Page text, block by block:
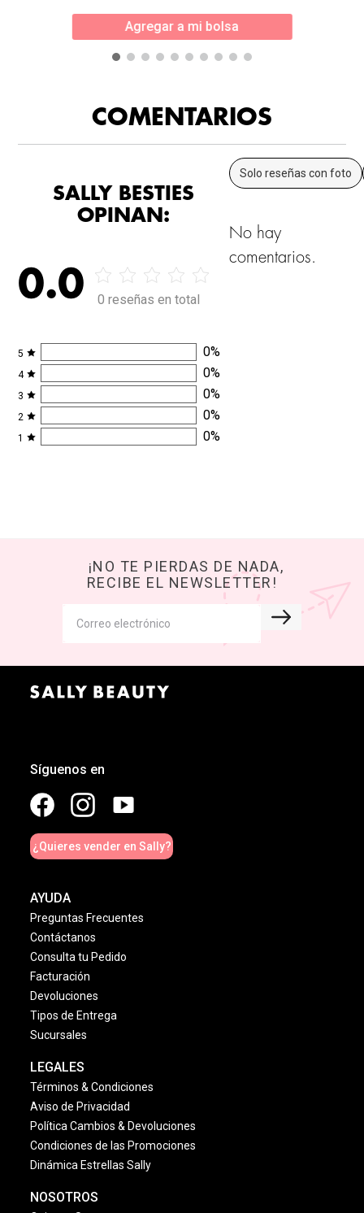
Agregar a mi bolsa
COMENTARIOS
SALLY BESTIES
OPINAN:
0.0 0 reseñas en total
5 0%
4 0%
3 0%
2 0%
1 0%
Solo reseñas con foto
No hay
comentarios.
¡NO TE PIERDAS DE NADA,
RECIBE EL NEWSLETTER!
Síguenos en
¿Quieres vender en Sally?
AYUDA
Preguntas Frecuentes
Contáctanos
Consulta tu Pedido
Facturación
Devoluciones
Tipos de Entrega
Sucursales
LEGALES
Términos & Condiciones
Aviso de Privacidad
Política Cambios & Devoluciones
Condiciones de las Promociones
Dinámica Estrellas Sally
NOSOTROS